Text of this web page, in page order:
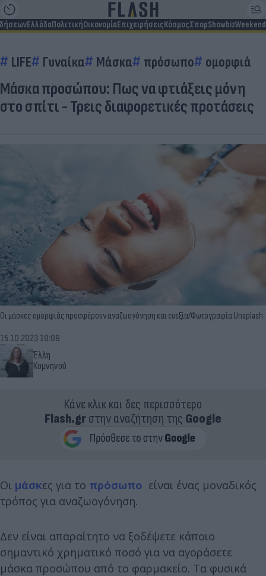
ΕλλάδαΠολιτικήΟικονομίαΕπιχειρήσειςΚόσμοςΣπορShowbizWeekend
LIFE Γυναίκα Μάσκα πρόσωπο ομορφιά
Μάσκα προσώπου: Πως να φτιάξεις μόνη
στο σπίτι - Τρεις διαφορετικές προτάσεις
Οι μάσκες ομορφιάς προσφέρουν αναζωογόνηση και ευεξία/Φωτογραφία Unsplash
Έλλη
Κομνηνού
15.10.2023 10:09
Κάνε κλικ και δες περισσότερο
Flash.grστην αναζήτηση της Google
Οι μάσκες για το πρόσωπο είναι ένας μοναδικός
τρόπος για αναζωογόνηση.
Δεν είναι απαραίτητο να ξοδέψετε κάποιο
σημαντικό χρηματικό ποσό για να αγοράσετε
μάσκα προσώπου από το φαρμακείο. Τα φυσικά